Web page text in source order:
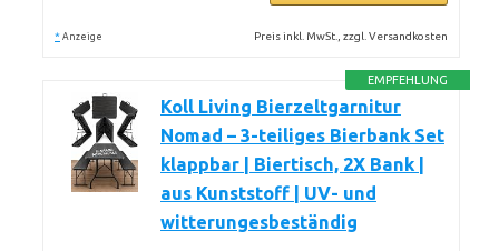
* Anzeige Preis inkl. MwSt., zzgl. Versandkosten
EMPFEHLUNG
Koll Living Bierzeltgarnitur
Nomad – 3-teiliges Bierbank Set
klappbar | Biertisch, 2X Bank |
aus Kunststoff | UV- und
witterungesbeständig